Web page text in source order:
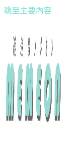
跳至主要內容